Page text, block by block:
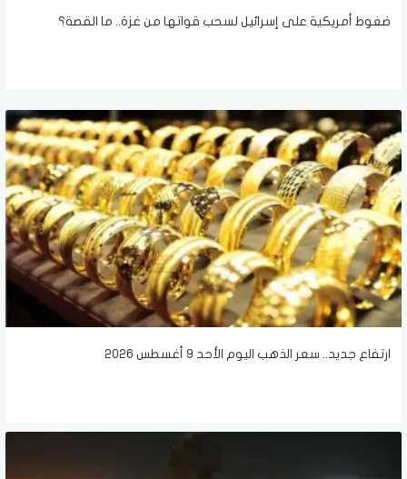
ضغوط أمريكية على إسرائيل لسحب قواتها من غزة.. ما القصة؟
ارتفاع جديد.. سعر الذهب اليوم الأحد 9 أغسطس 2026